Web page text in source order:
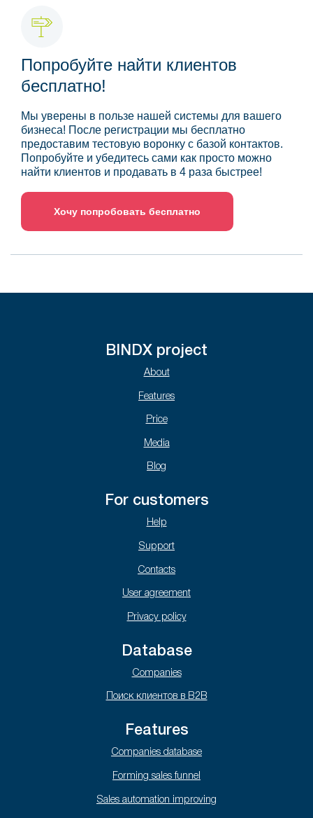
Попробуйте найти клиентов
бесплатно!
Мы уверены в пользе нашей системы для вашего
бизнеса! После регистрации мы бесплатно
предоставим тестовую воронку с базой контактов.
Попробуйте и убедитесь сами как просто можно
найти клиентов и продавать в 4 раза быстрее!
Хочу попробовать бесплатно
BINDX project
About
Features
Price
Media
Blog
For customers
Help
Support
Contacts
User agreement
Privacy policy
Database
Companies
Поиск клиентов в B2B
Features
Companies database
Forming sales funnel
Sales automation improving